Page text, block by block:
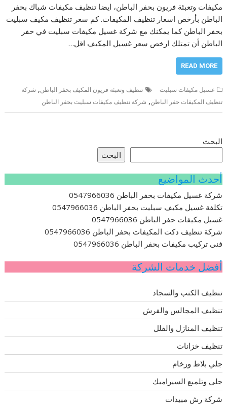
مكيفات وتعبئة فريون بحفر الباطن، ايضا تنظيف مكيفات شباك بحفر
الباطن بأرخص اسعار تنظيف المكيفات. كم سعر تنظيف مكيف سبليت
بحفر الباطن كما يمكنك مع شركة غسيل مكيفات سبليت في حفر
الباطن أن تمتلك ارخص سعر غسيل المكيف اقل…
READ MORE
غسيل مكيفات سبليت تنظيف وتعبئة فريون المكيف بحفر الباطن, شركة
تنظيف المكيفات حفر الباطن, شركة تنظيف مكيفات سبليت بحفر الباطن
البحث
البحث
أحدث المواضيع
شركة غسيل مكيفات بحفر الباطن 0547966036
تكلفة غسيل مكيف سبليت بحفر الباطن 0547966036
غسيل مكيفات حفر الباطن 0547966036
شركة تنظيف دكت المكيفات بحفر الباطن 0547966036
فنى تركيب مكيفات بحفر الباطن 0547966036
أفضل خدمات الشركة
تنظيف الكنب والسجاد
تنظيف المجالس والفرش
تنظيف المنازل والفلل
تنظيف خزانات
جلي بلاط ورخام
جلي وتلميع السيراميك
شركة رش مبيدات